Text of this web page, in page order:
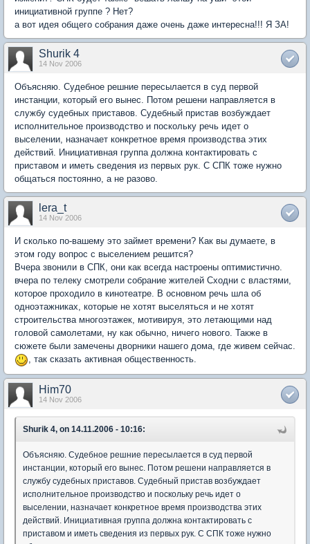
инициативной группе ? Нет?
а вот идея общего собрания даже очень даже интересна!!! Я ЗА!
Shurik 4
14 Nov 2006
Объясняю. Судебное решние пересылается в суд первой
инстанции, который его вынес. Потом решени направляется в
службу судебных приставов. Судебный пристав возбуждает
исполнительное производство и поскольку речь идет о
выселении, назначает конкретное время производства этих
действий. Инициативная группа должна контактировать с
приставом и иметь сведения из первых рук. С СПК тоже нужно
общаться постоянно, а не разово.
lera_t
14 Nov 2006
И сколько по-вашему это займет времени? Как вы думаете, в
этом году вопрос с выселением решится?
Вчера звонили в СПК, они как всегда настроены оптимистично.
вчера по телеку смотрели собрание жителей Сходни с властями,
которое проходило в кинотеатре. В основном речь шла об
одноэтажниках, которые не хотят выселяться и не хотят
строительства многоэтажек, мотивируя, это летающими над
головой самолетами, ну как обычно, ничего нового. Также в
сюжете были замечены дворники нашего дома, где живем сейчас.
, так сказать активная общественность.
Him70
14 Nov 2006
Shurik 4, on 14.11.2006 - 10:16:
Объясняю. Судебное решние пересылается в суд первой
инстанции, который его вынес. Потом решени направляется в
службу судебных приставов. Судебный пристав возбуждает
исполнительное производство и поскольку речь идет о
выселении, назначает конкретное время производства этих
действий. Инициативная группа должна контактировать с
приставом и иметь сведения из первых рук. С СПК тоже нужно